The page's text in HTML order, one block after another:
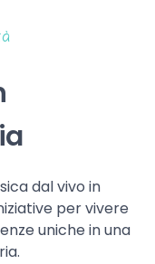
dal vivo in
per vivere
uniche in una